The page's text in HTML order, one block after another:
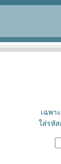
เฉพา
ใส่รหั